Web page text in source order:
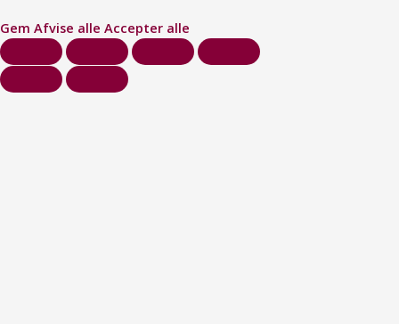
Gem Afvise alle Accepter alle